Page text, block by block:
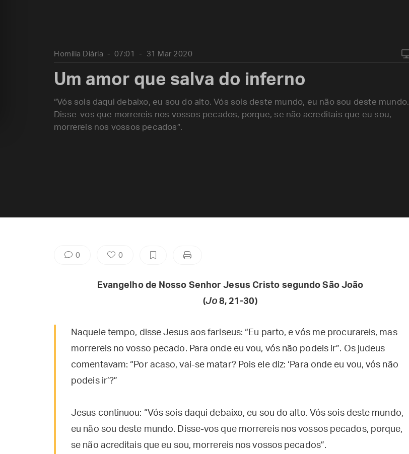
Homilia Diária 07:01 31 Mar 2020
Um amor que salva do inferno
“Vós sois daqui debaixo, eu sou do alto. Vós sois deste mundo, eu não sou deste mundo.
Disse-vos que morrereis nos vossos pecados, porque, se não acreditais que eu sou,
morrereis nos vossos pecados”.
0 0
Evangelho de Nosso Senhor Jesus Cristo segundo São João
(Jo8, 21-30)
Naquele tempo, disse Jesus aos fariseus: “Eu parto, e vós me procurareis, mas
morrereis no vosso pecado. Para onde eu vou, vós não podeis ir”. Os judeus
comentavam: “Por acaso, vai-se matar? Pois ele diz: ‘Para onde eu vou, vós não
podeis ir’?”
Jesus continuou: “Vós sois daqui debaixo, eu sou do alto. Vós sois deste mundo,
eu não sou deste mundo. Disse-vos que morrereis nos vossos pecados, porque,
se não acreditais que eu sou, morrereis nos vossos pecados”.